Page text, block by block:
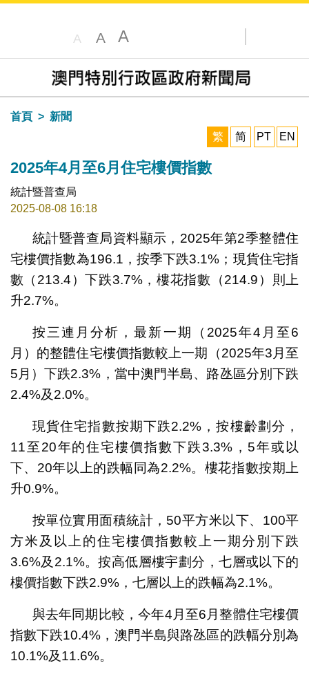
A A A
目錄
首頁
新聞
繁
简 PT EN
2025年4月至6月住宅樓價指數
統計暨普查局
2025-08-08 16:18
統計暨普查局資料顯示，2025年第2季整體住
宅樓價指數為196.1，按季下跌3.1%；現貨住宅指
數（213.4）下跌3.7%，樓花指數（214.9）則上
升2.7%。
按三連月分析，最新一期（2025年4月至6
月）的整體住宅樓價指數較上一期（2025年3月至
5月）下跌2.3%，當中澳門半島、路氹區分別下跌
2.4%及2.0%。
現貨住宅指數按期下跌2.2%，按樓齡劃分，
11至20年的住宅樓價指數下跌3.3%，5年或以
下、20年以上的跌幅同為2.2%。樓花指數按期上
升0.9%。
按單位實用面積統計，50平方米以下、100平
方米及以上的住宅樓價指數較上一期分別下跌
3.6%及2.1%。按高低層樓宇劃分，七層或以下的
樓價指數下跌2.9%，七層以上的跌幅為2.1%。
與去年同期比較，今年4月至6月整體住宅樓價
指數下跌10.4%，澳門半島與路氹區的跌幅分別為
10.1%及11.6%。